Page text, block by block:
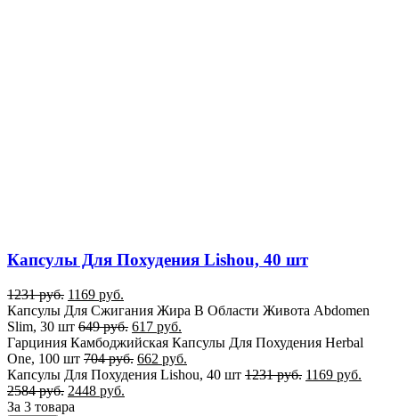
Капсулы Для Похудения Lishou, 40 шт
1231руб. 1169 руб.
Капсулы Для Сжигания Жира В Области Живота Abdomen
Slim, 30 шт 649руб. 617 руб.
Гарциния Камбоджийская Капсулы Для Похудения Herbal
One, 100 шт 704руб. 662 руб.
Капсулы Для Похудения Lishou, 40 шт 1231руб. 1169 руб.
2584руб. 2448 руб.
За 3 товара